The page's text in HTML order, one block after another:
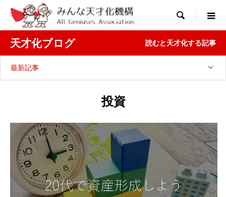

天才化ブログ 読むと天才化する記事
最新記事
投資